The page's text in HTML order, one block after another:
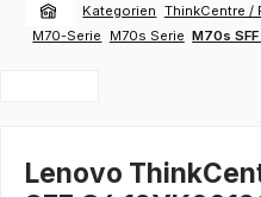
Kategorien ThinkCentre /
M70-Serie
M70s Serie M70s SFF
Lenovo